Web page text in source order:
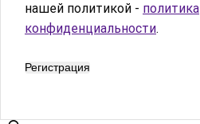
нашей политикой - политика
конфиденциальности.
Регистрация